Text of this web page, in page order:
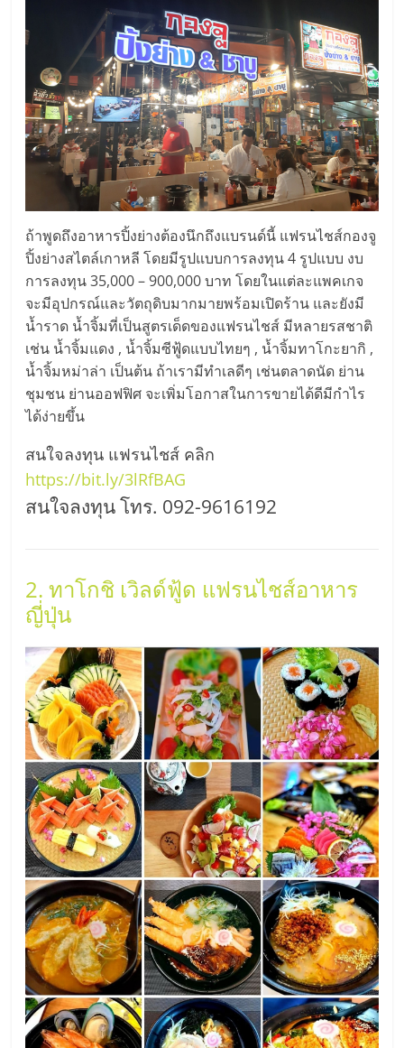
ทุน
ไว,
ที่
ปรึกษา
การ
ลงทุน
และ
ขยาย
สา
ขา
แฟ
รน
ไชส์,
ศูนย์
รวม
แฟ
รน
ไชส์
พร้อม
ทำเล
สำหรับ
ถ้าพูดถึงอาหารปิ้งย่างต้องนึกถึงแบรนด์นี้ แฟรนไชส์กองจู
ปิ้งย่างสไตล์เกาหลี โดยมีรูปแบบการลงทุน 4 รูปแบบ งบ
การลงทุน 35,000 – 900,000 บาท โดยในแต่ละแพคเกจ
จะมีอุปกรณ์และวัตถุดิบมากมายพร้อมเปิดร้าน และยังมี
น้ำราด น้ำจิ้มที่เป็นสูตรเด็ดของแฟรนไชส์ มีหลายรสชาติ
เช่น น้ำจิ้มแดง , น้ำจิ้มซีฟู้ดแบบไทยๆ , น้ำจิ้มทาโกะยากิ ,
น้ำจิ้มหม่าล่า เป็นต้น ถ้าเรามีทำเลดีๆ เช่นตลาดนัด ย่าน
ชุมชน ย่านออฟฟิศ จะเพิ่มโอกาสในการขายได้ดีมีกำไร
ได้ง่ายขึ้น
สนใจลงทุน แฟรนไชส์ คลิก
https://bit.ly/3lRfBAG
สนใจลงทุน โทร. 092-9616192
2. ทาโกชิ เวิลด์ฟู้ด แฟรนไชส์อาหาร
ญี่ปุ่น